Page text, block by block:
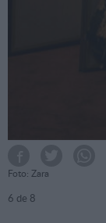
Foto: Zara
6 de 8